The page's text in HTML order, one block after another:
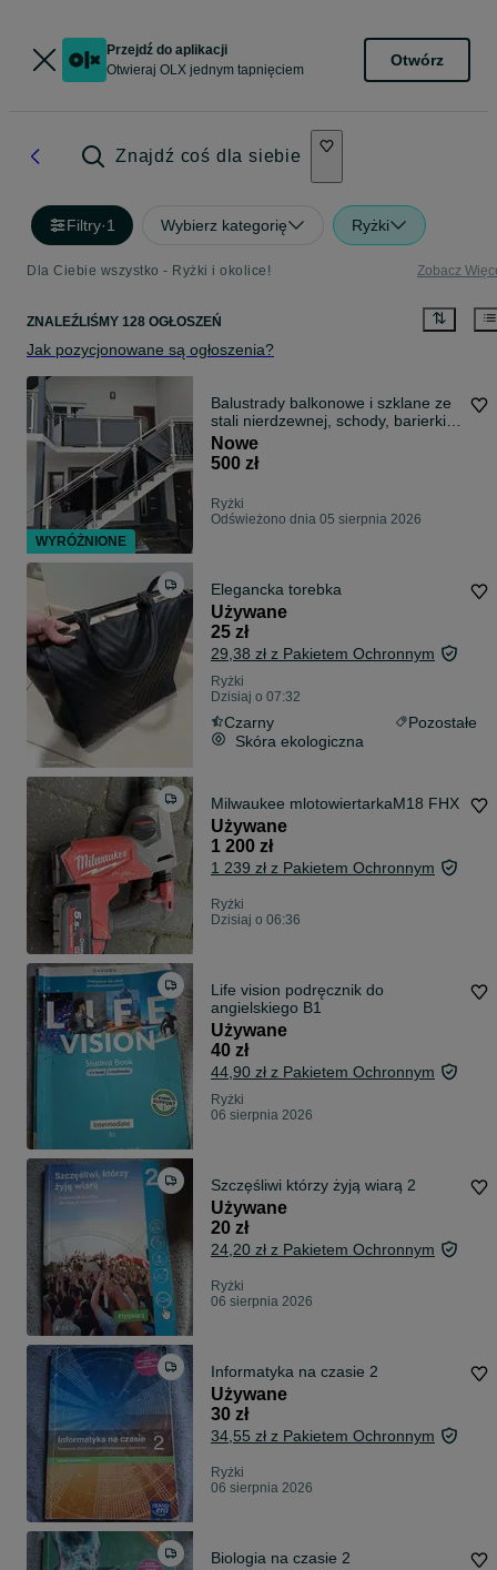
Przejdź do aplikacji
Otwieraj OLX jednym tapnięciem
Otwórz
Znajdź coś dla siebie
Filtry·1 Wybierz kategorię Ryżki
Dla Ciebie wszystko - Ryżki i okolice! Zobacz
ZNALEŹLIŚMY 128 OGŁOSZEŃ
Jak pozycjonowane są ogłoszenia?
Balustrady balkonowe i szklane ze
stali nierdzewnej, schody, barierki
całość klanem, francuskie
Nowe
500 zł
Ryżki
Odświeżono dnia 05 sierpnia 2026
Elegancka torebka
Używane
25 zł
29,38 zł z Pakietem Ochronnym
Ryżki
Dzisiaj o 07:32
Czarny
Pozostałe
Skóra ekologiczna
Milwaukee mlotowiertarkaM18 FHX
Używane
1 200 zł
1 239 zł z Pakietem Ochronnym
Ryżki
Dzisiaj o 06:36
Life vision podręcznik do
angielskiego B1
Używane
40 zł
44,90 zł z Pakietem Ochronnym
Ryżki
06 sierpnia 2026
Szczęśliwi którzy żyją wiarą 2
Używane
20 zł
24,20 zł z Pakietem Ochronnym
Ryżki
06 sierpnia 2026
Informatyka na czasie 2
Używane
30 zł
34,55 zł z Pakietem Ochronnym
Ryżki
06 sierpnia 2026
Biologia na czasie 2
WYRÓŻNIONE